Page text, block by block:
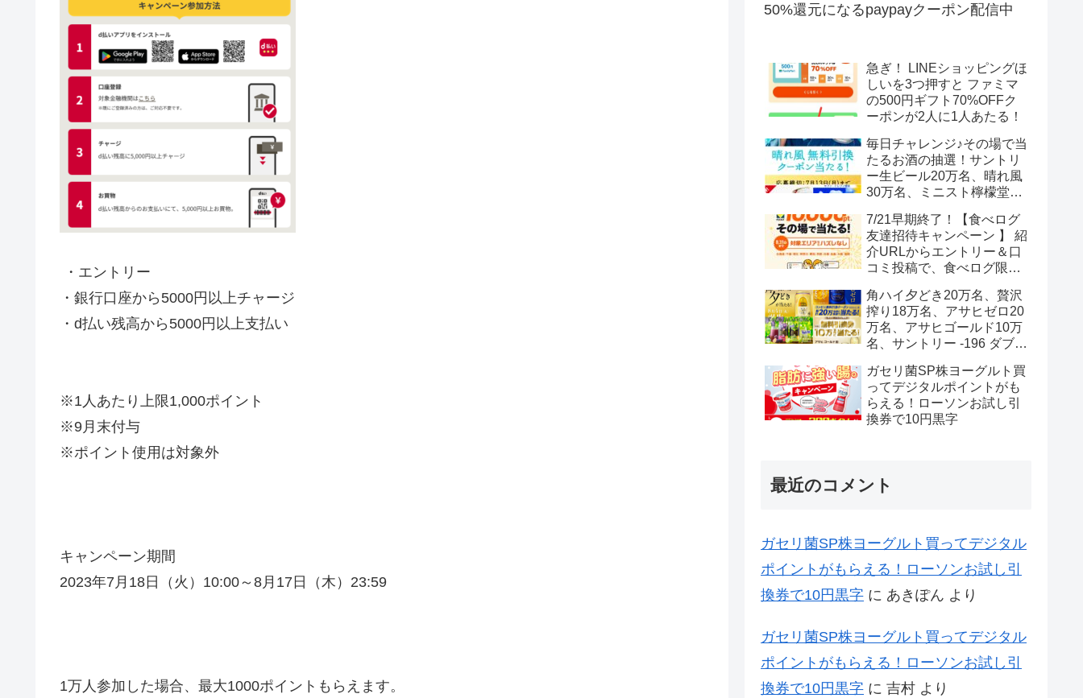
・エントリー
・銀行口座から5000円以上チャージ
・ d払い残高から5000円以上支払い
※1人あたり上限1,000ポイント
※9月末付与
※ポイント使用は対象外
キャンペーン期間
2023年7月18日（火）10:00～8月17日（木）23:59
1万人参加 した場合、最大1000ポイントもらえます。
50%還元になるpaypayクーポン配信中
急ぎ！ LINEショッピングほ
しいを3つ押すと ファミマ
の500円ギフト70%OFFク
ーポンが2人に1人あたる！
毎日チャレンジ♪その場で当
たるお酒の抽選！サントリ
ー生ビール20万名、晴れ風
30万名、ミニスト檸檬堂2
ボール12.3万名
7/21早期終了！【食べログ
友達招待キャンペーン 】 紹
介URLからエントリー＆口
コミ投稿で、食べログ限定
トがもらえる
角ハイ夕どき20万名、贅沢
搾り18万名、アサヒゼロ20
万名、アサヒゴールド10万
名、サントリー -196 ダブル
ガセリ菌SP株ヨーグルト買
ってデジタルポイントがも
らえる！ローソンお試し引
換券で10円黒字
最近のコメント
ガセリ菌SP株ヨーグルト買ってデジタル
ポイントがもらえる！ローソンお試し引
換券で10円黒字 に あきぽん より
ガセリ菌SP株ヨーグルト買ってデジタル
ポイントがもらえる！ローソンお試し引
換券で10円黒字 に 吉村 より